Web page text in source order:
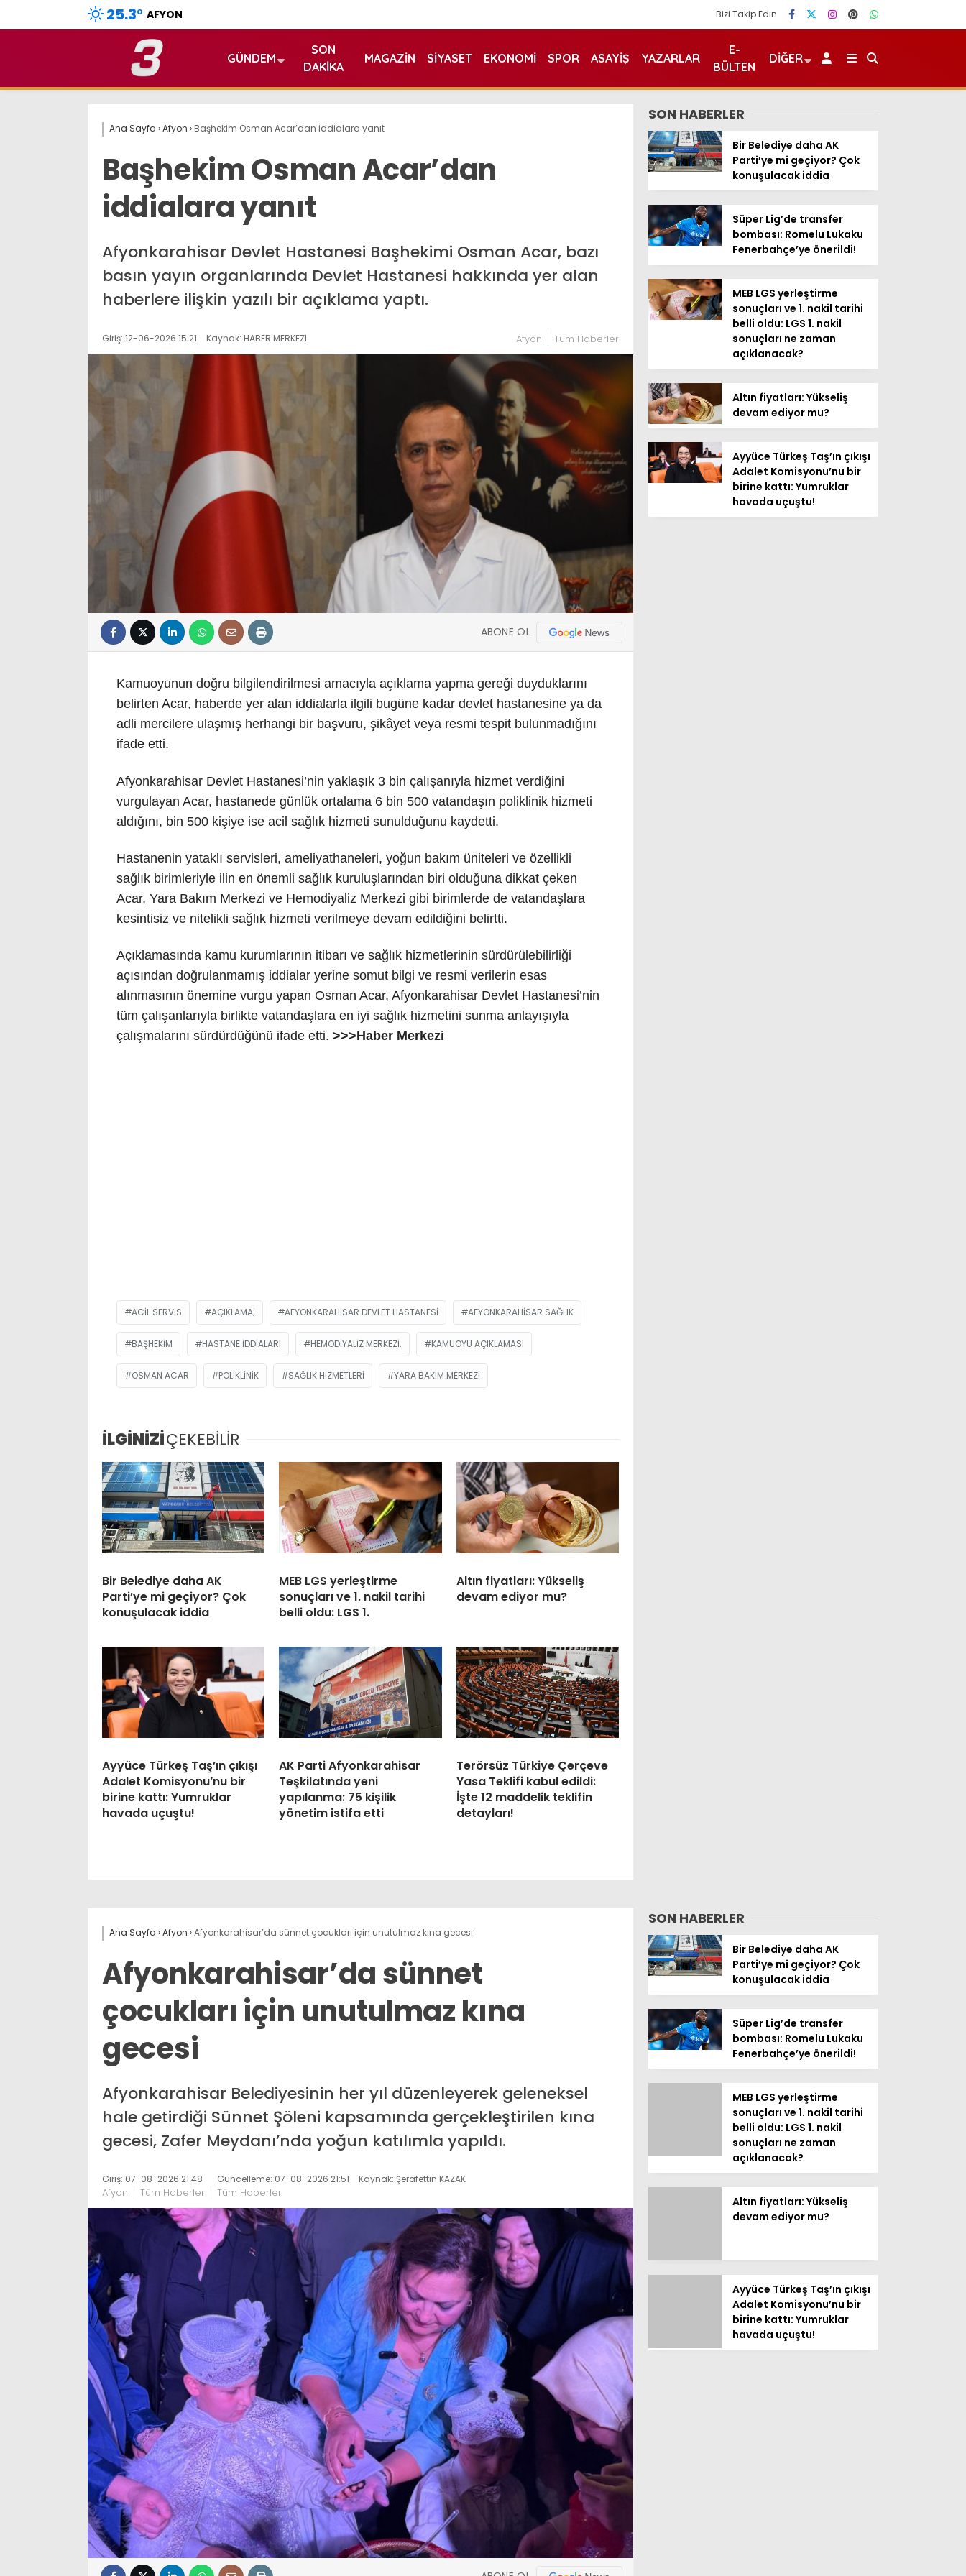
25.3° AFYON Bizi Takip Edin
GÜNDEM
SON
DAKIKA
MAGAZIN SIYASET EKONOMI SPOR ASAYIŞ YAZARLAR
E-
BÜLTEN
DIĞER
Ana Sayfa ›Afyon › Başhekim Osman Acar’dan iddialara yanıt
Başhekim Osman Acar’dan
iddialara yanıt
Afyonkarahisar Devlet Hastanesi Başhekimi Osman Acar, bazı
basın yayın organlarında Devlet Hastanesi hakkında yer alan
haberlere ilişkin yazılı bir açıklama yaptı.
Giriş: 12-06-2026 15:21 Kaynak: HABER MERKEZI Afyon Tüm Haberler
ABONE OL
Kamuoyunun doğru bilgilendirilmesi amacıyla açıklama yapma gereği duyduklarını
belirten Acar, haberde yer alan iddialarla ilgili bugüne kadar devlet hastanesine ya da
adli mercilere ulaşmış herhangi bir başvuru, şikâyet veya resmi tespit bulunmadığını
ifade etti.
Afyonkarahisar Devlet Hastanesi’nin yaklaşık 3 bin çalışanıyla hizmet verdiğini
vurgulayan Acar, hastanede günlük ortalama 6 bin 500 vatandaşın poliklinik hizmeti
aldığını, bin 500 kişiye ise acil sağlık hizmeti sunulduğunu kaydetti.
Hastanenin yataklı servisleri, ameliyathaneleri, yoğun bakım üniteleri ve özellikli
sağlık birimleriyle ilin en önemli sağlık kuruluşlarından biri olduğuna dikkat çeken
Acar, Yara Bakım Merkezi ve Hemodiyaliz Merkezi gibi birimlerde de vatandaşlara
kesintisiz ve nitelikli sağlık hizmeti verilmeye devam edildiğini belirtti.
Açıklamasında kamu kurumlarının itibarı ve sağlık hizmetlerinin sürdürülebilirliği
açısından doğrulanmamış iddialar yerine somut bilgi ve resmi verilerin esas
alınmasının önemine vurgu yapan Osman Acar, Afyonkarahisar Devlet Hastanesi’nin
tüm çalışanlarıyla birlikte vatandaşlara en iyi sağlık hizmetini sunma anlayışıyla
çalışmalarını sürdürdüğünü ifade etti. >>>Haber Merkezi
ACIL SERVIS AÇIKLAMA; AFYONKARAHISAR DEVLET HASTANESI AFYONKARAHISAR SAĞLIK
BAŞHEKIM HASTANE IDDIALARI HEMODIYALIZ MERKEZI. KAMUOYU AÇIKLAMASI
OSMAN ACAR POLIKLINIK SAĞLIK HIZMETLERI YARA BAKIM MERKEZI
İLGİNİZİÇEKEBİLİR
Bir Belediye daha AK
Parti’ye mi geçiyor? Çok
konuşulacak iddia
MEB LGS yerleştirme
sonuçları ve 1. nakil tarihi
belli oldu: LGS 1.
Altın fiyatları: Yükseliş
devam ediyor mu?
Ayyüce Türkeş Taş’ın çıkışı
Adalet Komisyonu’nu bir
birine kattı: Yumruklar
havada uçuştu!
AK Parti Afyonkarahisar
Teşkilatında yeni
yapılanma: 75 kişilik
yönetim istifa etti
Terörsüz Türkiye Çerçeve
Yasa Teklifi kabul edildi:
İşte 12 maddelik teklifin
detayları!
SON HABERLER
Bir Belediye daha AK
Parti’ye mi geçiyor? Çok
konuşulacak iddia
Süper Lig’de transfer
bombası: Romelu Lukaku
Fenerbahçe’ye önerildi!
MEB LGS yerleştirme
sonuçları ve 1. nakil tarihi
belli oldu: LGS 1. nakil
sonuçları ne zaman
açıklanacak?
Altın fiyatları: Yükseliş
devam ediyor mu?
Ayyüce Türkeş Taş’ın çıkışı
Adalet Komisyonu’nu bir
birine kattı: Yumruklar
havada uçuştu!
Ana Sayfa ›Afyon ›Afyonkarahisar’da sünnet çocukları için unutulmaz kına gecesi
Afyonkarahisar’da sünnet
çocukları için unutulmaz kına
gecesi
Afyonkarahisar Belediyesinin her yıl düzenleyerek geleneksel
hale getirdiği Sünnet Şöleni kapsamında gerçekleştirilen kına
gecesi, Zafer Meydanı’nda yoğun katılımla yapıldı.
Giriş: 07-08-2026 21:48 Güncelleme: 07-08-2026 21:51 Kaynak: Şerafettin KAZAK
Afyon Tüm Haberler Tüm Haberler
SON HABERLER
Bir Belediye daha AK
Parti’ye mi geçiyor? Çok
konuşulacak iddia
Süper Lig’de transfer
bombası: Romelu Lukaku
Fenerbahçe’ye önerildi!
MEB LGS yerleştirme
sonuçları ve 1. nakil tarihi
belli oldu: LGS 1. nakil
sonuçları ne zaman
açıklanacak?
Altın fiyatları: Yükseliş
devam ediyor mu?
Ayyüce Türkeş Taş’ın çıkışı
birine kattı: Yumruklar
havada uçuştu!